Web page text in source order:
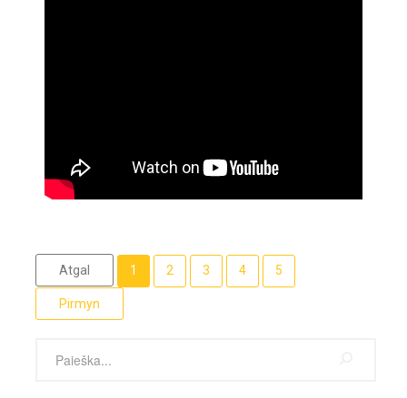
Atgal 1 2 3 4 5
Pirmyn